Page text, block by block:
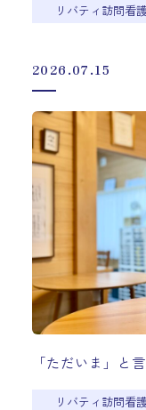
リバティ訪問看
2026.07.15
「ただいま」と
リバティ訪問看